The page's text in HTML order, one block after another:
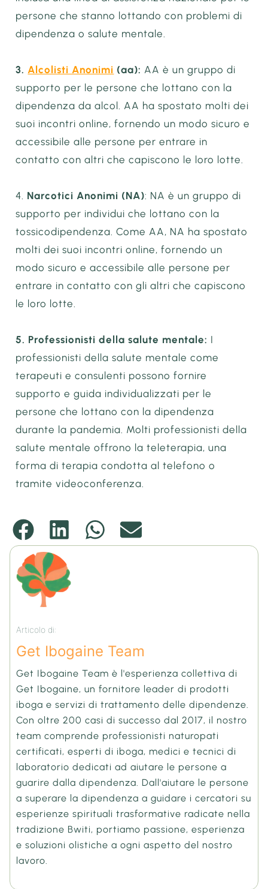
persone che stanno lottando con problemi di
dipendenza o salute mentale.
3.Alcolisti Anonimi (aa): AA è un gruppo di
supporto per le persone che lottano con la
dipendenza da alcol. AA ha spostato molti dei
suoi incontri online, fornendo un modo sicuro e
accessibile alle persone per entrare in
contatto con altri che capiscono le loro lotte.
4. Narcotici Anonimi (NA): NA è un gruppo di
supporto per individui che lottano con la
tossicodipendenza. Come AA, NA ha spostato
molti dei suoi incontri online, fornendo un
modo sicuro e accessibile alle persone per
entrare in contatto con gli altri che capiscono
le loro lotte.
5. Professionisti della salute mentale: I
professionisti della salute mentale come
terapeuti e consulenti possono fornire
supporto e guida individualizzati per le
persone che lottano con la dipendenza
durante la pandemia. Molti professionisti della
salute mentale offrono la teleterapia, una
forma di terapia condotta al telefono o
tramite videoconferenza.
Articolo di:
Get Ibogaine Team
Get Ibogaine Team è l'esperienza collettiva di
Get Ibogaine, un fornitore leader di prodotti
iboga e servizi di trattamento delle dipendenze.
Con oltre 200 casi di successo dal 2017, il nostro
team comprende professionisti naturopati
certificati, esperti di iboga, medici e tecnici di
laboratorio dedicati ad aiutare le persone a
guarire dalla dipendenza. Dall'aiutare le persone
a superare la dipendenza a guidare i cercatori su
esperienze spirituali trasformative radicate nella
tradizione Bwiti, portiamo passione, esperienza
e soluzioni olistiche a ogni aspetto del nostro
lavoro.